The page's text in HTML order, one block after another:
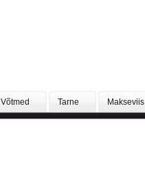
Võtmed Tarne Makseviis